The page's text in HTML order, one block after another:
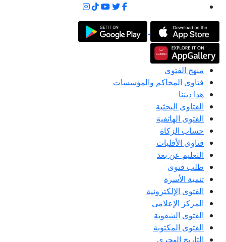
منهج الفتوى
فتاوى المحاكم والمؤسسات
هذا ديننا
الفتاوى البحثية
الفتوى الهاتفية
حساب الزكاة
فتاوى الأقليات
التعليم عن بعد
طلب فتوى
تنمية الأسرة
الفتوى الإلكترونية
المركز الإعلامى
الفتوى الشفوية
الفتوى المكتوبة
التاريخ الهجري